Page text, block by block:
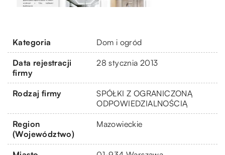
Kategoria Dom i ogród
Data rejestracji
firmy
28 stycznia 2013
Rodzaj firmy
SPÓŁKI Z OGRANICZONĄ
ODPOWIEDZIALNOŚCIĄ
Region
(Województwo)
Mazowieckie